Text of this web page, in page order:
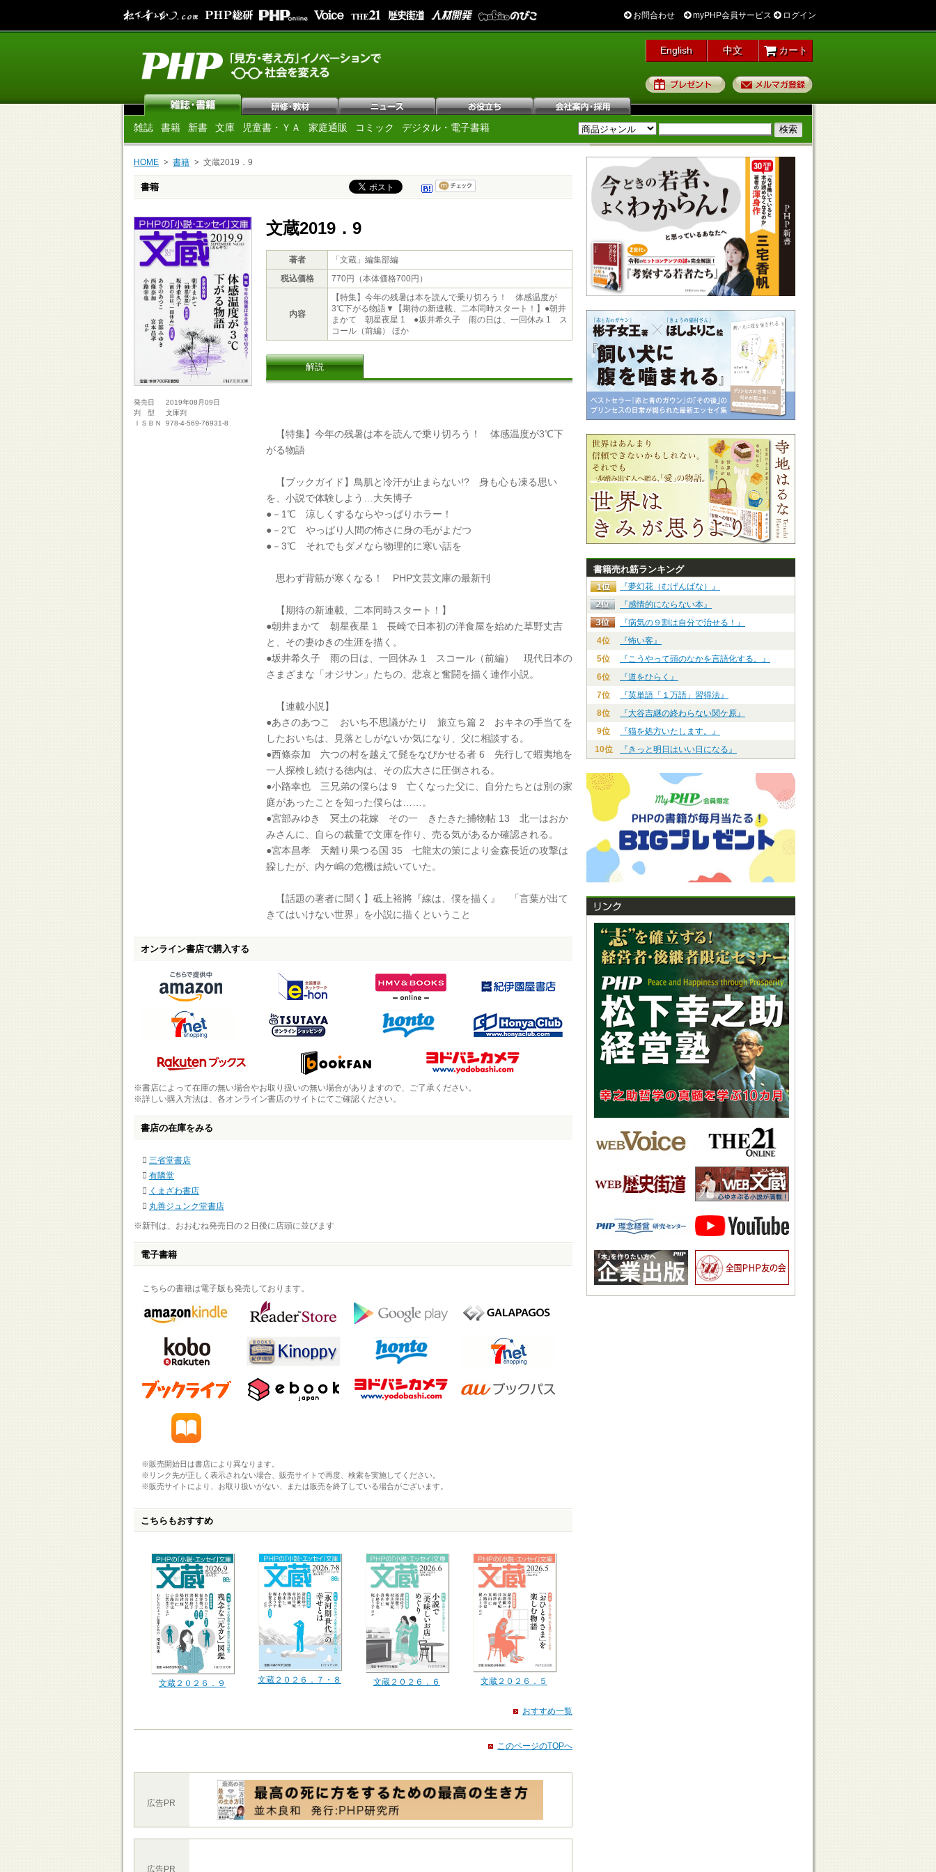
お問合わせ myPHP会員サービス ログイン
English 中文 カート
プレゼント
雑誌 書籍 新書 文庫 児童書・ＹＡ 家庭通販 コミック デジタル・電子書籍
HOME 書籍 文蔵2019．9
書籍
発売日
2019年08月09日
判 型
文庫判
ＩＳＢＮ
978-4-569-76931-8
文蔵2019．9
著者
「文蔵」編集部編
税込価格
770円（本体価格700円）
内容
【特集】今年の残暑は本を読んで乗り切ろう！ 体感温度が
3℃下がる物語▼【期待の新連載、二本同時スタート！】●朝井
まかて 朝星夜星 1 ●坂井希久子 雨の日は、一回休み 1 ス
コール（前編） ほか
解説
【特集】今年の残暑は本を読んで乗り切ろう！ 体感温度が3℃下
がる物語
【ブックガイド】鳥肌と冷汗が止まらない!? 身も心も凍る思い
を、小説で体験しよう…大矢博子
●－1℃ 涼しくするならやっぱりホラー！
●－2℃ やっぱり人間の怖さに身の毛がよだつ
●－3℃ それでもダメなら物理的に寒い話を
思わず背筋が寒くなる！ PHP文芸文庫の最新刊
【期待の新連載、二本同時スタート！】
●朝井まかて 朝星夜星 1 長崎で日本初の洋食屋を始めた草野丈吉
と、その妻ゆきの生涯を描く。
●坂井希久子 雨の日は、一回休み 1 スコール（前編） 現代日本の
さまざまな「オジサン」たちの、悲哀と奮闘を描く連作小説。
【連載小説】
●あさのあつこ おいち不思議がたり 旅立ち篇 2 おキネの手当てを
したおいちは、見落としがないか気になり、父に相談する。
●西條奈加 六つの村を越えて髭をなびかせる者 6 先行して蝦夷地を
一人探検し続ける徳内は、その広大さに圧倒される。
●小路幸也 三兄弟の僕らは 9 亡くなった父に、自分たちとは別の家
庭があったことを知った僕らは……。
●宮部みゆき 冥土の花嫁 その一 きたきた捕物帖 13 北一はおか
みさんに、自らの裁量で文庫を作り、売る気があるか確認される。
●宮本昌孝 天離り果つる国 35 七龍太の策により金森長近の攻撃は
躱したが、内ケ嶋の危機は続いていた。
【話題の著者に聞く】砥上裕將『線は、僕を描く』 「言葉が出て
きてはいけない世界」を小説に描くということ
オンライン書店で購入する
※書店によって在庫の無い場合やお取り扱いの無い場合がありますので、ご了承ください。
※詳しい購入方法は、各オンライン書店のサイトにてご確認ください。
書店の在庫をみる
三省堂書店
有隣堂
くまざわ書店
丸善ジュンク堂書店
※新刊は、おおむね発売日の２日後に店頭に並びます
電子書籍
こちらの書籍は電子版も発売しております。
※販売開始日は書店により異なります。
※リンク先が正しく表示されない場合、販売サイトで再度、検索を実施してください。
※販売サイトにより、お取り扱いがない、または販売を終了している場合がございます。
こちらもおすすめ
文蔵２０２６．９ 文蔵２０２６．７・８ 文蔵２０２６．６ 文蔵２０２６．５
おすすめ一覧
このページのTOPへ
広告PR
広告PR
書籍売れ筋ランキング
『夢幻花（むげんばな）』
『感情的にならない本』
『病気の９割は自分で治せる！』
4位
『怖い客』
5位
『こうやって頭のなかを言語化する。』
6位
『道をひらく』
7位
『英単語「１万語」習得法』
8位
『大谷吉継の終わらない関ケ原』
9位
『猫を処方いたします。』
10位
『きっと明日はいい日になる』